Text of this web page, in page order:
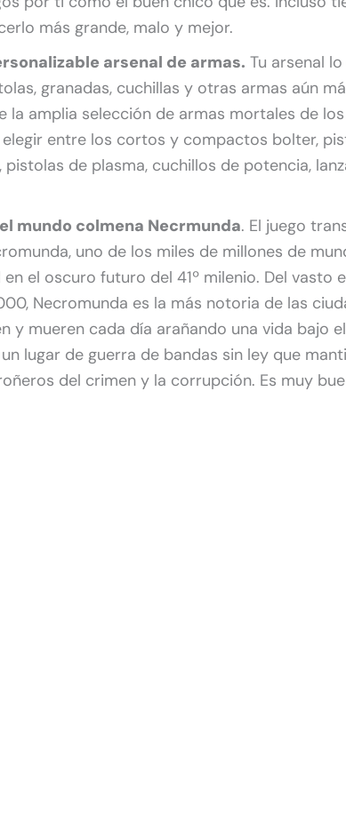
más grande, malo y mejor.
arsenal de armas. Tu arsenal
granadas, cuchillas y otras armas aún
la amplia selección de armas mortales de los
entre los cortos y compactos bolter,
pistolas de plasma, cuchillos de potencia,
mundo colmena Necrmunda. El juego
uno de los miles de millones de
el oscuro futuro del 41º milenio. Del vasto
Necromunda es la más notoria de las
y mueren cada día arañando una vida bajo
lugar de guerra de bandas sin ley que
del crimen y la corrupción. Es muy